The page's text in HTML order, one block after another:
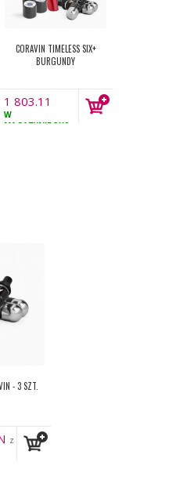
CORAVIN TIMELESS SIX+
BURGUNDY
1 803.11
PLN
W
MAGAZYNIE 3KS
- 3 SZT.
z